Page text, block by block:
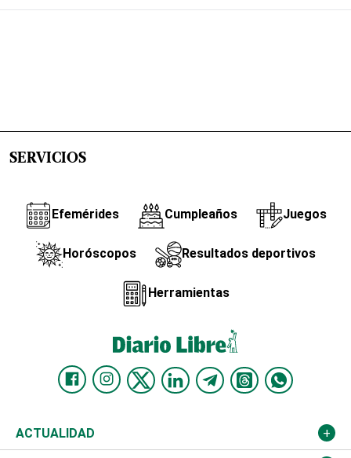
SERVICIOS
Efemérides Cumpleaños Juegos
Horóscopos Resultados deportivos
Herramientas
ACTUALIDAD